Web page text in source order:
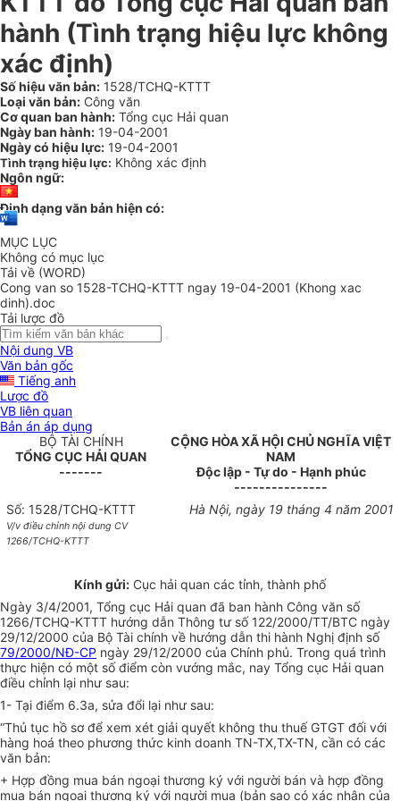
hành (Tình trạng hiệu lực không
xác định)
Số hiệu văn bản: 1528/TCHQ-KTTT
Loại văn bản: Công văn
Cơ quan ban hành: Tổng cục Hải quan
Ngày ban hành: 19-04-2001
Ngày có hiệu lực: 19-04-2001
Tình trạng hiệu lực: Không xác định
Ngôn ngữ:
Định dạng văn bản hiện có:
MỤC LỤC
Không có mục lục
Tải về (WORD)
Cong van so 1528-TCHQ-KTTT ngay 19-04-2001 (Khong xac
dinh).doc
Tải lược đồ
Nội dung VB
Văn bản gốc
Tiếng anh
Lược đồ
VB liên quan
Bản án áp dụng
BỘ TÀI CHÍNH
TỔNG CỤC HẢI QUAN
-------
CỘNG HÒA XÃ HỘI CHỦ NGHĨA VIỆT
NAM
Độc lập - Tự do - Hạnh phúc
---------------
Số: 1528/TCHQ-KTTT
V/v điều chỉnh nội dung CV
1266/TCHQ-KTTT
Hà Nội, ngày 19 tháng 4 năm 2001
Kính gửi: Cục hải quan các tỉnh, thành phố
Ngày 3/4/2001, Tổng cục Hải quan đã ban hành Công văn số
1266/TCHQ-KTTT hướng dẫn Thông tư số 122/2000/TT/BTC ngày
29/12/2000 của Bộ Tài chính về hướng dẫn thi hành Nghị định số
79/2000/NĐ-CP ngày 29/12/2000 của Chính phủ. Trong quá trình
thực hiện có một số điểm còn vướng mắc, nay Tổng cục Hải quan
điều chỉnh lại như sau:
1- Tại điểm 6.3a, sửa đổi lại như sau:
“Thủ tục hồ sơ để xem xét giải quyết không thu thuế GTGT đối với
hàng hoá theo phương thức kinh doanh TN-TX,TX-TN, cần có các
văn bản:
+ Hợp đồng mua bán ngoại thương ký với người bán và hợp đồng
mua bán ngoại thương ký với người mua (bản sao có xác nhận của